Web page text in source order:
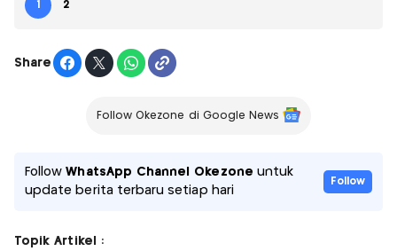
1 2
Share
Follow Okezone di Google News
FollowWhatsApp Channel Okezone untuk
update berita terbaru setiap hari
Follow
Topik Artikel :